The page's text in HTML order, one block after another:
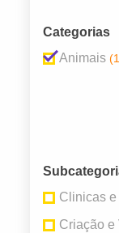
Categorias
Animais
Clinicas
Criação e